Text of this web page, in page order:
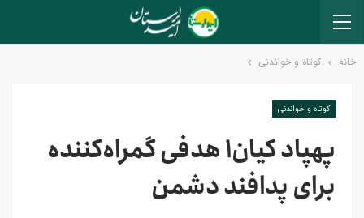
خانه کوتاه و خواندنی
کوتاه و خواندنی
پهپاد کیان۱ هدفی گمراه‌کننده
برای پدافند دشمن